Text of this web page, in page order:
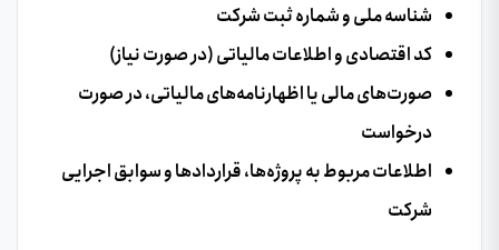
شناسه ملی و شماره ثبت شرکت
کد اقتصادی و اطلاعات مالیاتی (در صورت نیاز)
صورت‌های مالی یا اظهارنامه‌های مالیاتی، در صورت
درخواست
اطلاعات مربوط به پروژه‌ها، قراردادها و سوابق اجرایی
شرکت